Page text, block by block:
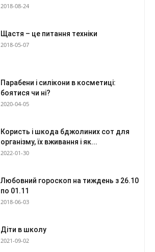
2018-08-24
Щастя – це питання техніки
2018-05-07
Парабени і силікони в косметиці:
боятися чи ні?
2020-04-05
Користь і шкода бджолиних сот для
організму, їх вживання і як...
2022-01-30
Любовний гороскоп на тиждень з 26.10
по 01.11
2018-06-03
Діти в школу
2021-09-02